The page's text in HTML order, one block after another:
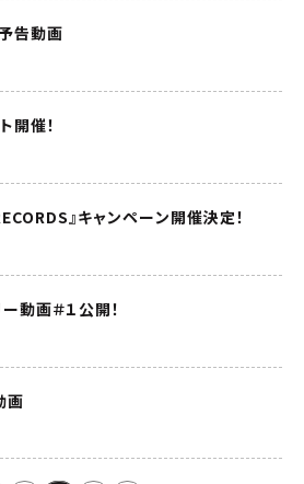
告動画
開催！
』キャンペーン開催決定！
動画＃１公開！
画